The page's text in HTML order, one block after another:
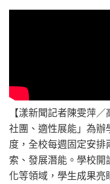
【漾新聞記者陳雯萍
社團、適性展能」為辦
度，全校每週固定安
索、發展潛能。學校
化等領域，學生成果